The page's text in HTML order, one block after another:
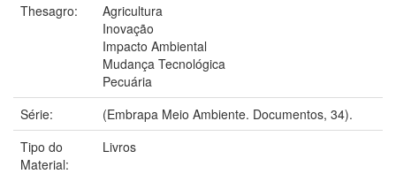
Thesagro:
Agricultura
Inovação
Impacto Ambiental
Mudança Tecnológica
Pecuária
Série:
(Embrapa Meio Ambiente. Documentos, 34).
Tipo do
Material:
Livros